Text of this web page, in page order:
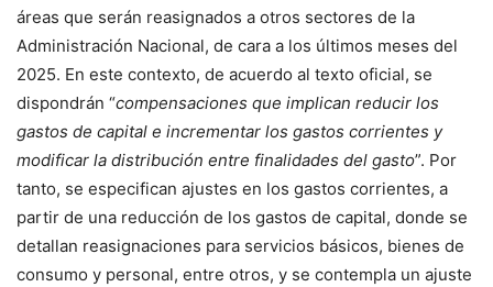
áreas que serán reasignados a otros sectores de la
Administración Nacional, de cara a los últimos meses del
2025. En este contexto, de acuerdo al texto oficial, se
dispondrán “compensaciones que implican reducir los
gastos de capital e incrementar los gastos corrientes y
modificar la distribución entre finalidades del gasto”. Por
tanto, se especifican ajustes en los gastos corrientes, a
partir de una reducción de los gastos de capital, donde se
detallan reasignaciones para servicios básicos, bienes de
consumo y personal, entre otros, y se contempla un ajuste